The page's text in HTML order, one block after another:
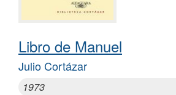
Libro de Manuel
Julio Cortázar
1973